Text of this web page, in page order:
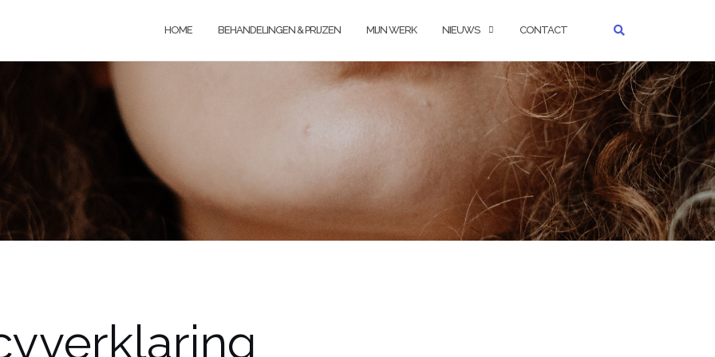
HOME BEHANDELINGEN & PRIJZEN MIJN WERK NIEUWS CONTACT